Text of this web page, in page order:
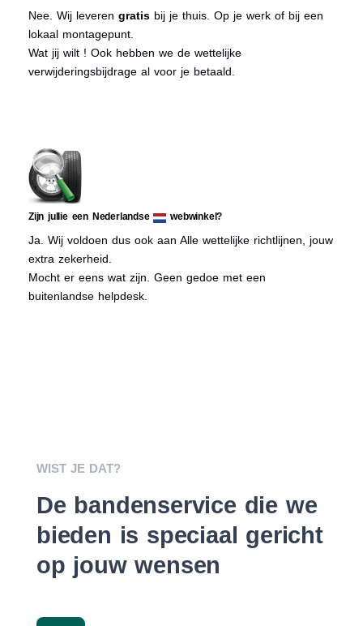
Nee. Wij leveren gratis bij je thuis. Op je werk of bij een
lokaal montagepunt.
Wat jij wilt ! Ook hebben we de wettelijke
verwijderingsbijdrage al voor je betaald.
Zijn jullie een Nederlandse webwinkel?
Ja. Wij voldoen dus ook aan Alle wettelijke richtlijnen, jouw
extra zekerheid.
Mocht er eens wat zijn. Geen gedoe met een
buitenlandse helpdesk.
WIST JE DAT?
De bandenservice die we
bieden is speciaal gericht
op jouw wensen